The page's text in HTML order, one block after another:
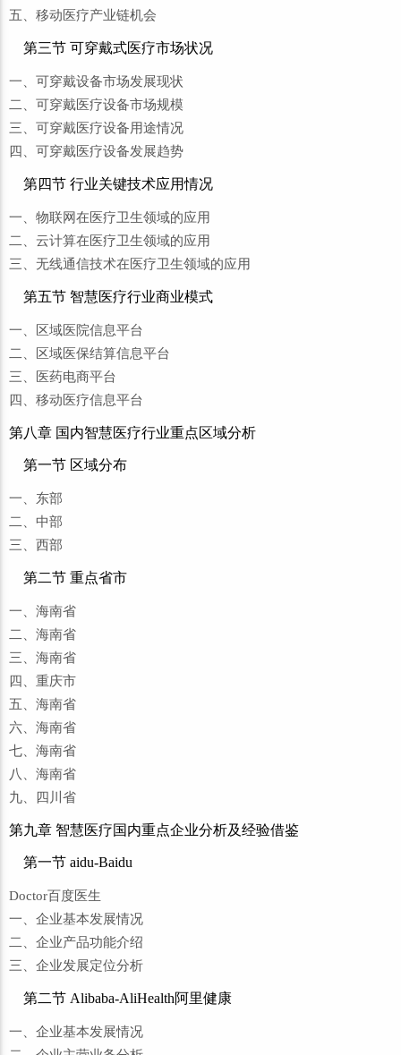
五、移动医疗产业链机会
第三节 可穿戴式医疗市场状况
一、可穿戴设备市场发展现状
二、可穿戴医疗设备市场规模
三、可穿戴医疗设备用途情况
四、可穿戴医疗设备发展趋势
第四节 行业关键技术应用情况
一、物联网在医疗卫生领域的应用
二、云计算在医疗卫生领域的应用
三、无线通信技术在医疗卫生领域的应用
第五节 智慧医疗行业商业模式
一、区域医院信息平台
二、区域医保结算信息平台
三、医药电商平台
四、移动医疗信息平台
第八章 国内智慧医疗行业重点区域分析
第一节 区域分布
一、东部
二、中部
三、西部
第二节 重点省市
一、海南省
二、海南省
三、海南省
四、重庆市
五、海南省
六、海南省
七、海南省
八、海南省
九、四川省
第九章 智慧医疗国内重点企业分析及经验借鉴
第一节 aidu-Baidu
Doctor百度医生
一、企业基本发展情况
二、企业产品功能介绍
三、企业发展定位分析
第二节 Alibaba-AliHealth阿里健康
一、企业基本发展情况